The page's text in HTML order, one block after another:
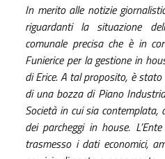
In merito alle notizie
riguardanti la situazione
comunale precisa che è in
Funierice per la gestione in
di Erice. A tal proposito, è stato
di una bozza di Piano
Società in cui sia contemplata,
dei parcheggi in house.
trasmesso i dati economici,